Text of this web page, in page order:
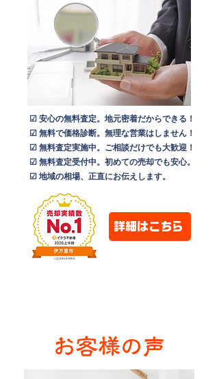
☑ 安心の無料査定。地元密着だからできる！
☑ 無料で価格診断。無理な営業はしません！
☑ 無料査定実施中。ご相談だけでも大歓迎！
☑ 無料査定受付中。初めての売却でも安心。
☑ 地域の相場、正直にお伝えします。
詳細はこちら
お客様の声